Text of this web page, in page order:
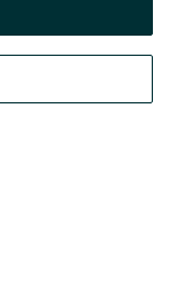
wskazanych powyżej,
brzmieniu.